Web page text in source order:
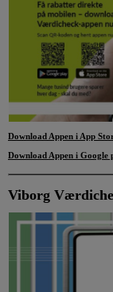
Download Appen i App
Download Appen i Google
Viborg